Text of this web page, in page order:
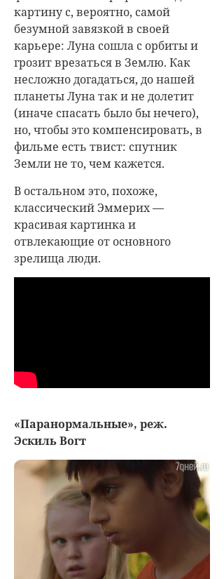
картину с, вероятно, самой
безумной завязкой в своей
карьере: Луна сошла с орбиты и
грозит врезаться в Землю. Как
несложно догадаться, до нашей
планеты Луна так и не долетит
(иначе спасать было бы нечего),
но, чтобы это компенсировать, в
фильме есть твист: спутник
Земли не то, чем кажется.
В остальном это, похоже,
классический Эммерих —
красивая картинка и
отвлекающие от основного
зрелища люди.
«Паранормальные», реж.
Эскиль Вогт